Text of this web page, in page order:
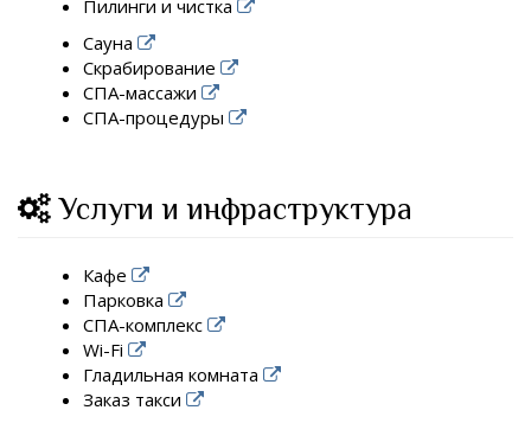
Пилинги и чистка
Сауна
Скрабирование
СПА-массажи
СПА-процедуры
Услуги и инфраструктура
Кафе
Парковка
СПА-комплекс
Wi-Fi
Гладильная комната
Заказ такси